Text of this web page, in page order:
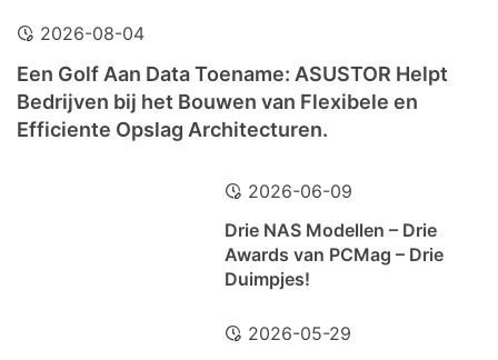
2026-08-04
Een Golf Aan Data Toename: ASUSTOR Helpt
Bedrijven bij het Bouwen van Flexibele en
Efficiente Opslag Architecturen.
2026-06-09
Drie NAS Modellen – Drie
Awards van PCMag – Drie
Duimpjes!
2026-05-29